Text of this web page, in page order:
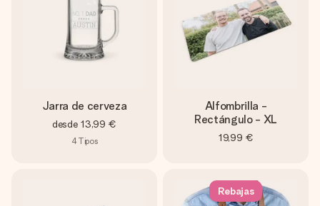
Jarra de cerveza
desde 13,99 €
4Tipos
Alfombrilla -
Rectángulo - XL
19,99 €
Rebajas